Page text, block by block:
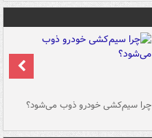
چرا سیم‌کشی خودرو ذوب می‌شود؟